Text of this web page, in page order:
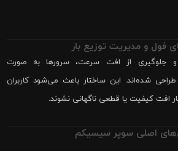
فول و مدیریت توزیع بار
جلوگیری از افت سرعت، سرورها به صورت
شده‌اند. این ساختار باعث می‌شود کاربران
افت کیفیت یا قطعی ناگهانی نشوند.
اصلی سوپر سیسیکم